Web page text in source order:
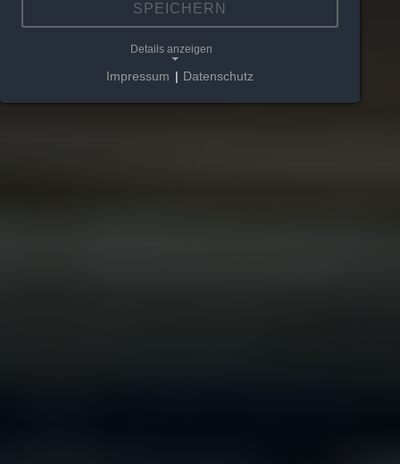
SPEICHERN
Details anzeigen
Impressum | Datenschutz